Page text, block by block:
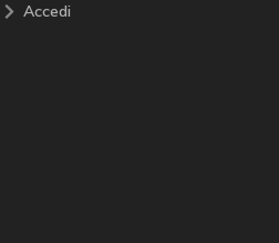
Accedi